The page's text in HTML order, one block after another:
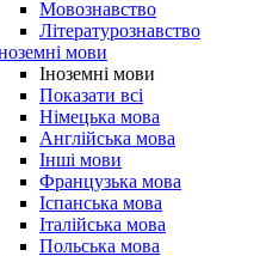
Мовознавство
Літературознавство
мови
Іноземні мови
Показати всі
Німецька мова
Англійська мова
Інші мови
Французька мова
Іспанська мова
Італійська мова
Польська мова